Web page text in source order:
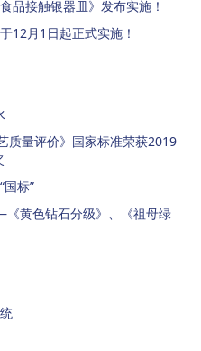
接触银器皿》发布实施！
12月1日起正式实施！
质量评价》国家标准荣获2019
标”
黄色钻石分级》、《祖母绿